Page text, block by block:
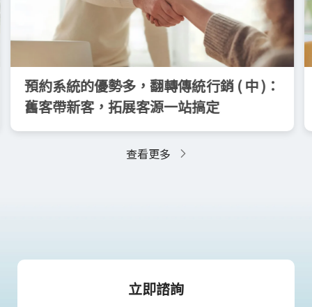
預約系統的優勢多，翻轉傳統行銷 ( 中 )：
舊客帶新客，拓展客源一站搞定
查看更多
立即諮詢